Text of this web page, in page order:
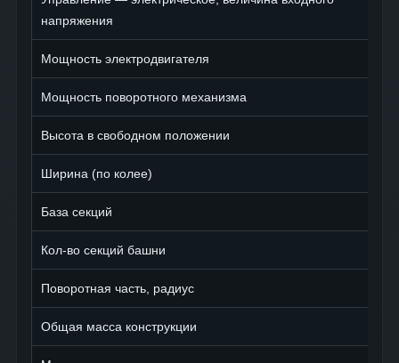
напряжения
Мощность электродвигателя
Мощность поворотного механизма
Высота в свободном положении
Ширина (по колее)
База секций
Кол-во секций башни
Поворотная часть, радиус
Общая масса конструкции